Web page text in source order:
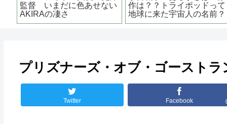
バー あらすじは？ふたり
に待ち受ける結末は？
が出演 映画 『 渇
き 』 クセのある刑事役
を熱演
プリズナーズ・オブ・ゴーストラ
Twitter Facebook